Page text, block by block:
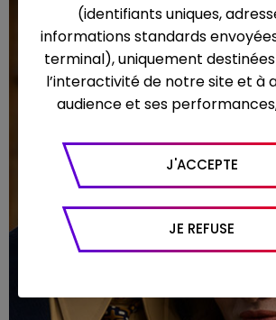
(identifiants uniques,
informations standards
terminal), uniquement
l’interactivité de notre site et à
audience et ses
Google Analytics pour générer
sur le trafic (nombre de visites,
sur le site, nombre de pages vues
appareil et navigateur utilisé,
géographique), l’origine du
J'ACCEPTE
JE REFUSE